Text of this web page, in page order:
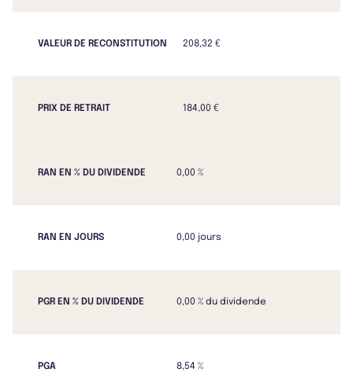
VALEUR DE RECONSTITUTION 208,32 €
PRIX DE RETRAIT 184,00 €
RAN EN % DU DIVIDENDE 0,00 %
RAN EN JOURS 0,00 jours
PGR EN % DU DIVIDENDE 0,00 % du dividende
PGA 8,54 %